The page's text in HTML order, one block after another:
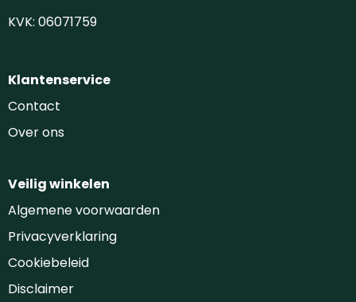
KVK: 06071759
Klantenservice
Contact
Over ons
Veilig winkelen
Algemene voorwaarden
Privacyverklaring
Cookiebeleid
Disclaimer